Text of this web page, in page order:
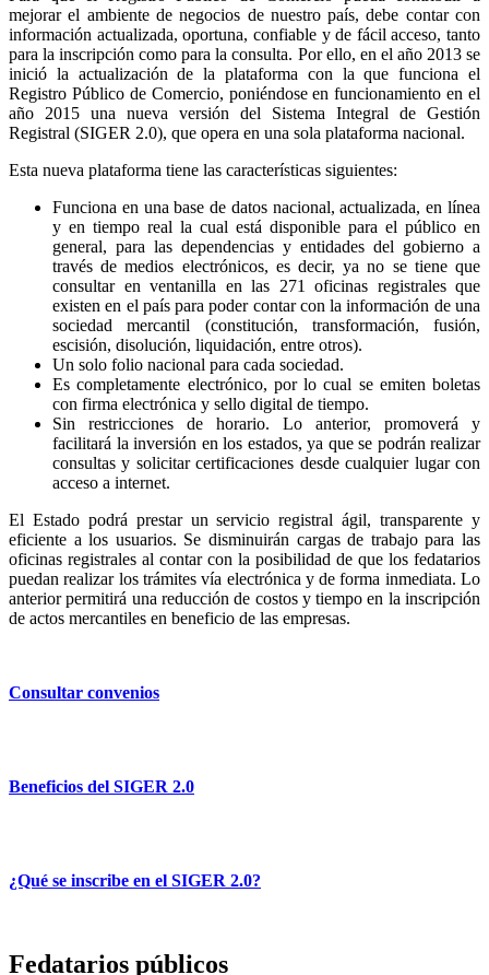
mejorar el ambiente de negocios de nuestro país, debe contar con
información actualizada, oportuna, confiable y de fácil acceso, tanto
para la inscripción como para la consulta. Por ello, en el año 2013 se
inició la actualización de la plataforma con la que funciona el
Registro Público de Comercio, poniéndose en funcionamiento en el
año 2015 una nueva versión del Sistema Integral de Gestión
Registral (SIGER 2.0), que opera en una sola plataforma nacional.
Esta nueva plataforma tiene las características siguientes:
Funciona en una base de datos nacional, actualizada, en línea
y en tiempo real la cual está disponible para el público en
general, para las dependencias y entidades del gobierno a
través de medios electrónicos, es decir, ya no se tiene que
consultar en ventanilla en las 271 oficinas registrales que
existen en el país para poder contar con la información de una
sociedad mercantil (constitución, transformación, fusión,
escisión, disolución, liquidación, entre otros).
Un solo folio nacional para cada sociedad.
Es completamente electrónico, por lo cual se emiten boletas
con firma electrónica y sello digital de tiempo.
Sin restricciones de horario. Lo anterior, promoverá y
facilitará la inversión en los estados, ya que se podrán realizar
consultas y solicitar certificaciones desde cualquier lugar con
acceso a internet.
El Estado podrá prestar un servicio registral ágil, transparente y
eficiente a los usuarios. Se disminuirán cargas de trabajo para las
oficinas registrales al contar con la posibilidad de que los fedatarios
puedan realizar los trámites vía electrónica y de forma inmediata. Lo
anterior permitirá una reducción de costos y tiempo en la inscripción
de actos mercantiles en beneficio de las empresas.
Consultar convenios
Beneficios del SIGER 2.0
¿Qué se inscribe en el SIGER 2.0?
Fedatarios públicos